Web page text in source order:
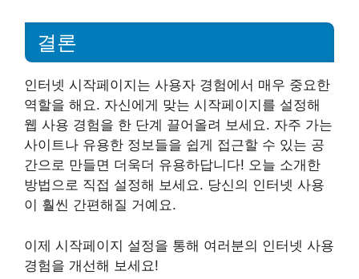
결론
인터넷 시작페이지는 사용자 경험에서 매우 중요한
역할을 해요. 자신에게 맞는 시작페이지를 설정해
웹 사용 경험을 한 단계 끌어올려 보세요. 자주 가는
사이트나 유용한 정보들을 쉽게 접근할 수 있는 공
간으로 만들면 더욱더 유용하답니다! 오늘 소개한
방법으로 직접 설정해 보세요. 당신의 인터넷 사용
이 훨씬 간편해질 거예요.
이제 시작페이지 설정을 통해 여러분의 인터넷 사용
경험을 개선해 보세요!